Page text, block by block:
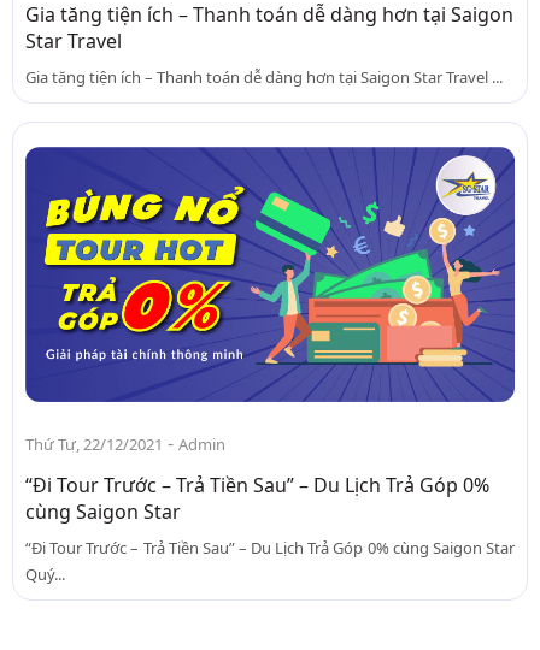
Gia tăng tiện ích – Thanh toán dễ dàng hơn tại Saigon
Star Travel
Gia tăng tiện ích – Thanh toán dễ dàng hơn tại Saigon Star Travel ...
Thứ Tư, 22/12/2021 - Admin
“Đi Tour Trước – Trả Tiền Sau” – Du Lịch Trả Góp 0%
cùng Saigon Star
“Đi Tour Trước – Trả Tiền Sau” – Du Lịch Trả Góp 0% cùng Saigon Star
Quý...